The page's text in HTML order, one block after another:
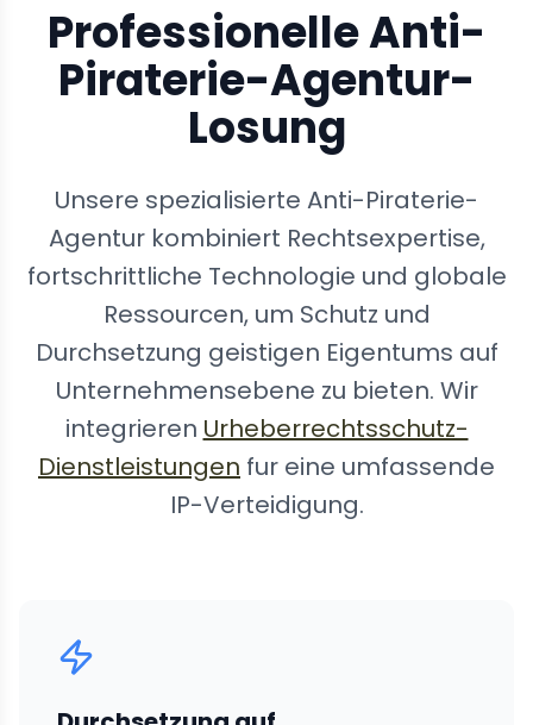
Professionelle Anti-
Piraterie-Agentur-
Losung
Unsere spezialisierte Anti-Piraterie-
Agentur kombiniert Rechtsexpertise,
fortschrittliche Technologie und globale
Ressourcen, um Schutz und
Durchsetzung geistigen Eigentums auf
Unternehmensebene zu bieten. Wir
integrieren Urheberrechtsschutz-
Dienstleistungen fur eine umfassende
IP-Verteidigung.